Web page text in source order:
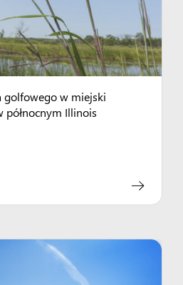
golfowego w miejski
północnym Illinois